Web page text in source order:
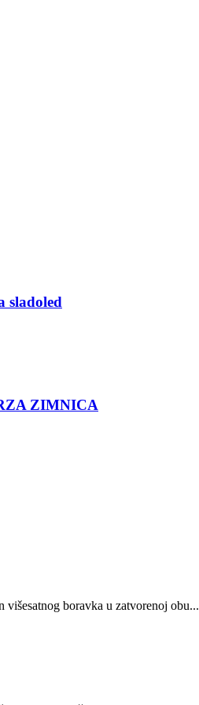
sladoled
ZIMNICA
višesatnog boravka u zatvorenoj obu...